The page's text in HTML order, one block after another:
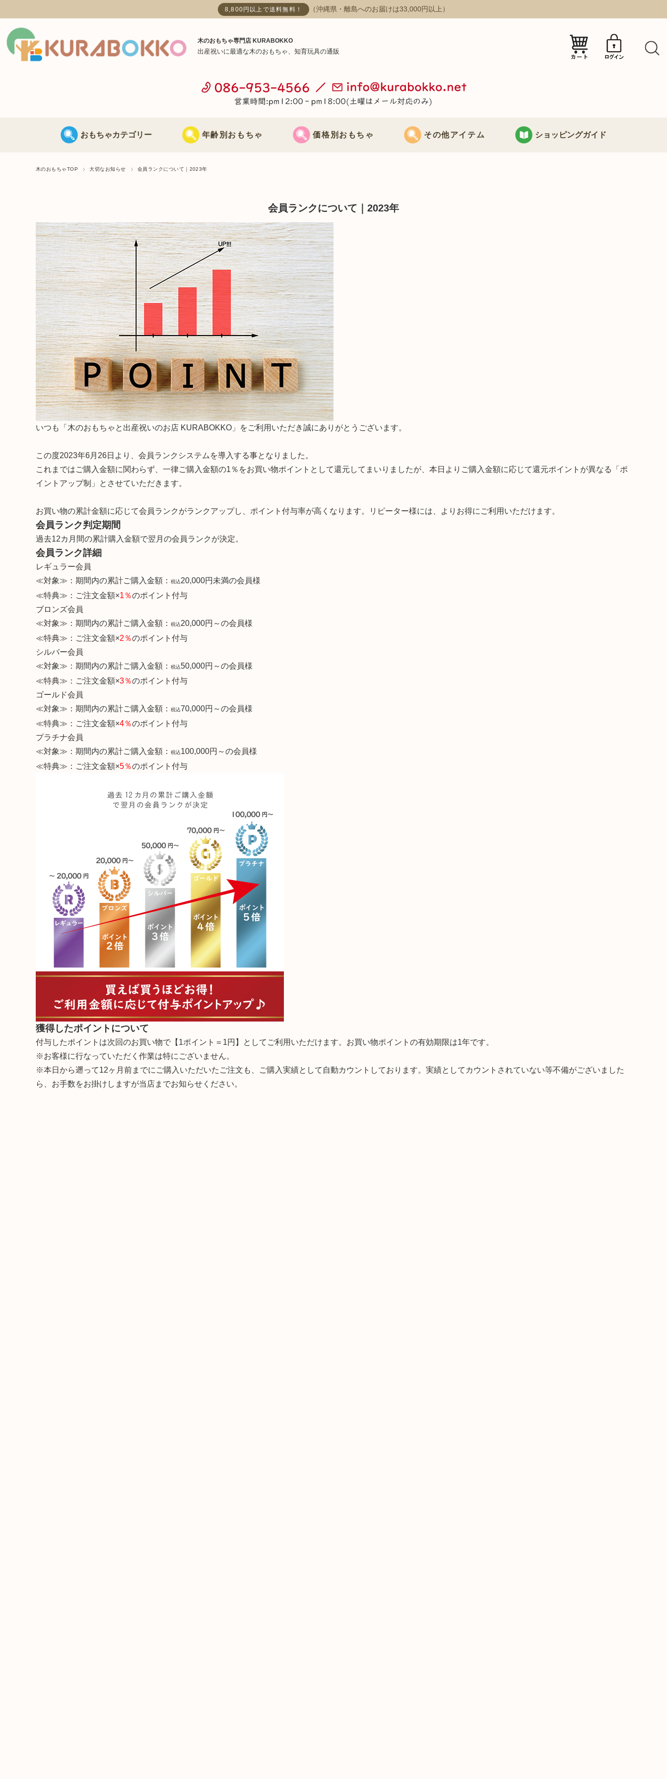
8,800円以上で送料無料！ （沖縄県・離島へのお届けは33,000円以上）
木のおもちゃ専門店 KURABOKKO
出産祝いに最適な木のおもちゃ、知育玩具の通販
おもちゃカテゴリー
日本製 木のおもちゃ
出産祝い向け木のおもちゃ
名入れ対応 木のおもちゃ
保育園・幼稚園向けおもちゃ
知育玩具
すべてのおもちゃ
ブランド一覧
年齢別おもちゃ
0歳に最適なおもちゃ
2歳に最適なおもちゃ
3歳に最適なおもちゃ
価格別おもちゃ
5000円～10000円までのおもち
ゃ
10000円以上のおもちゃ
その他アイテム ショッピングガイド
木のおもちゃTOP 大切なお知らせ 会員ランクについて｜2023年
会員ランクについて｜2023年
いつも「木のおもちゃと出産祝いのお店 KURABOKKO」をご利用いただき誠にありがとうございます。
この度2023年6月26日より、会員ランクシステムを導入する事となりました。
これまではご購入金額に関わらず、一律ご購入金額の1％をお買い物ポイントとして還元してまいりましたが、本日よりご購入金額に応じて還元ポイントが異なる「ポ
イントアップ制」とさせていただきます。
お買い物の累計金額に応じて会員ランクがランクアップし、ポイント付与率が高くなります。リピーター様には、よりお得にご利用いただけます。
会員ランク判定期間
過去12カ月間の累計購入金額で翌月の会員ランクが決定。
会員ランク詳細
レギュラー会員
≪対象≫：期間内の累計ご購入金額：
税込20,000円未満の会員様
≪特典≫：ご注文金額×1％のポイント付与
ブロンズ会員
≪対象≫：期間内の累計ご購入金額：
税込20,000円～の会員様
≪特典≫：ご注文金額×2％のポイント付与
シルバー会員
≪対象≫：期間内の累計ご購入金額：
税込50,000円～の会員様
≪特典≫：ご注文金額×3％のポイント付与
ゴールド会員
≪対象≫：期間内の累計ご購入金額：
税込70,000円～の会員様
≪特典≫：ご注文金額×4％のポイント付与
プラチナ会員
≪対象≫：期間内の累計ご購入金額：
税込100,000円～の会員様
≪特典≫：ご注文金額×5％のポイント付与
獲得したポイントについて
付与したポイントは次回のお買い物で【1ポイント＝1円】としてご利用いただけます。お買い物ポイントの有効期限は1年です。
※お客様に行なっていただく作業は特にございません。
※本日から遡って12ヶ月前までにご購入いただいたご注文も、ご購入実績として自動カウントしております。実績としてカウントされていない等不備がございました
ら、お手数をお掛けしますが当店までお知らせください。